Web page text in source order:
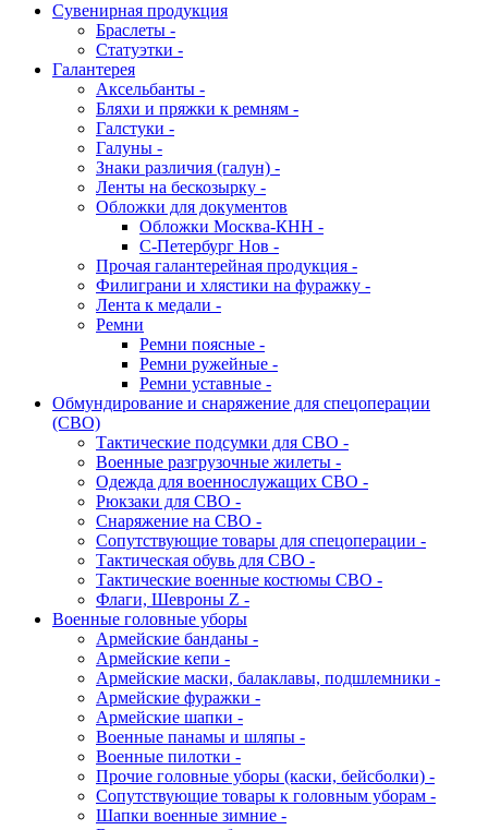
Сувенирная продукция
Браслеты -
Статуэтки -
Галантерея
Аксельбанты -
Бляхи и пряжки к ремням -
Галстуки -
Галуны -
Знаки различия (галун) -
Ленты на бескозырку -
Обложки для документов
Обложки Москва-КНН -
С-Петербург Нов -
Прочая галантерейная продукция -
Филиграни и хлястики на фуражку -
Лента к медали -
Ремни
Ремни поясные -
Ремни ружейные -
Ремни уставные -
Обмундирование и снаряжение для спецоперации
(СВО)
Тактические подсумки для СВО -
Военные разгрузочные жилеты -
Одежда для военнослужащих СВО -
Рюкзаки для СВО -
Снаряжение на СВО -
Сопутствующие товары для спецоперации -
Тактическая обувь для СВО -
Тактические военные костюмы СВО -
Флаги, Шевроны Z -
Военные головные уборы
Армейские банданы -
Армейские кепи -
Армейские маски, балаклавы, подшлемники -
Армейские фуражки -
Армейские шапки -
Военные панамы и шляпы -
Военные пилотки -
Прочие головные уборы (каски, бейсболки) -
Сопутствующие товары к головным уборам -
Шапки военные зимние -